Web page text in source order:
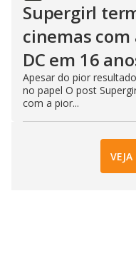
Supergirl
cinemas
DC em 16
Apesar do pior
no papel O post
com a pior...